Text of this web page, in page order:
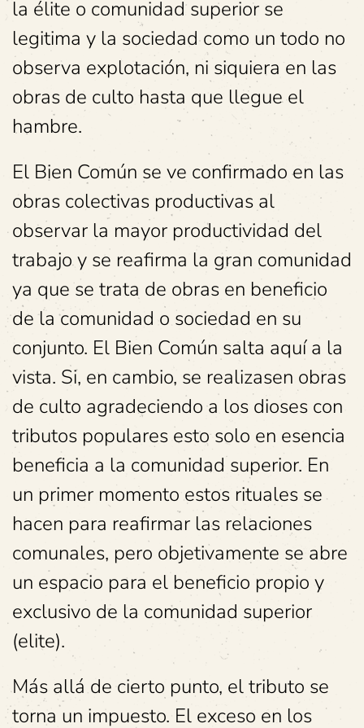
la élite o comunidad superior se
legitima y la sociedad como un todo no
observa explotación, ni siquiera en las
obras de culto hasta que llegue el
hambre.
El Bien Común se ve confirmado en las
obras colectivas productivas al
observar la mayor productividad del
trabajo y se reafirma la gran comunidad
ya que se trata de obras en beneficio
de la comunidad o sociedad en su
conjunto. El Bien Común salta aquí a la
vista. Si, en cambio, se realizasen obras
de culto agradeciendo a los dioses con
tributos populares esto solo en esencia
beneficia a la comunidad superior. En
un primer momento estos rituales se
hacen para reafirmar las relaciones
comunales, pero objetivamente se abre
un espacio para el beneficio propio y
exclusivo de la comunidad superior
(elite).
Más allá de cierto punto, el tributo se
torna un impuesto. El exceso en los